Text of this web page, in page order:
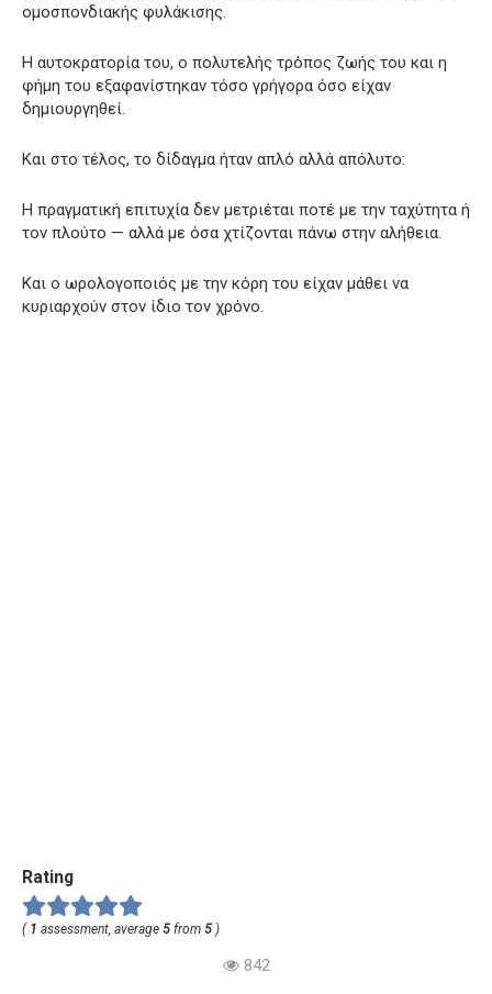
ομοσπονδιακής φυλάκισης.
Η αυτοκρατορία του, ο πολυτελής τρόπος ζωής του και η
φήμη του εξαφανίστηκαν τόσο γρήγορα όσο είχαν
δημιουργηθεί.
Και στο τέλος, το δίδαγμα ήταν απλό αλλά απόλυτο:
Η πραγματική επιτυχία δεν μετριέται ποτέ με την ταχύτητα ή
τον πλούτο — αλλά με όσα χτίζονται πάνω στην αλήθεια.
Και ο ωρολογοποιός με την κόρη του είχαν μάθει να
κυριαρχούν στον ίδιο τον χρόνο.
Rating
( 1 assessment, average 5 from 5 )
842